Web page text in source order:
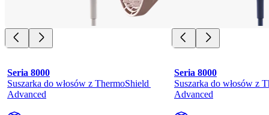
Seria 8000
Suszarka do włosów z ThermoShield
Advanced
Seria 8000
Suszarka do włosów z
Advanced